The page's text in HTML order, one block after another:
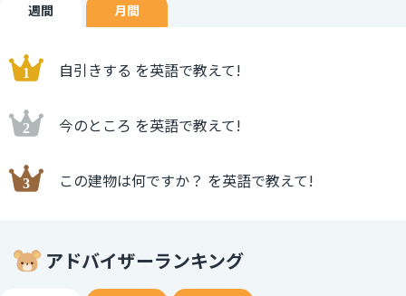
週間 月間
自引きする を英語で教えて!
今のところ を英語で教えて!
この建物は何ですか？ を英語で教えて!
アドバイザーランキング